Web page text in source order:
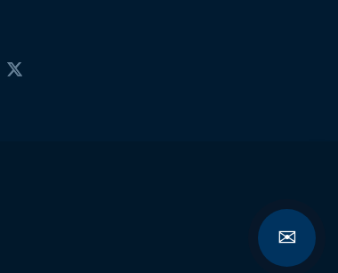
✉